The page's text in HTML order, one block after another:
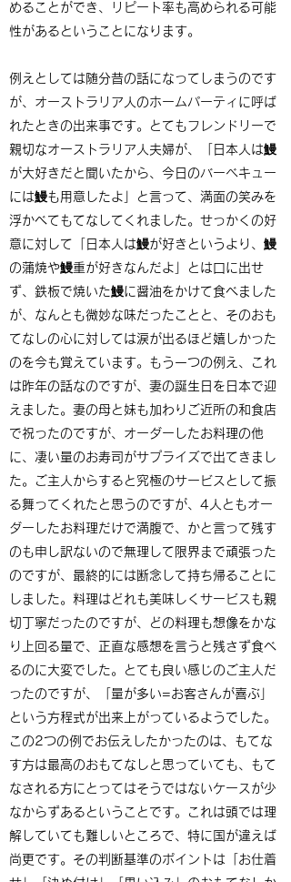
めることができ、リピート率も高められる可能
性があるということになります。
例えとしては随分昔の話になってしまうのです
が、オーストラリア人のホームパーティに呼ば
れたときの出来事です。とてもフレンドリーで
親切なオーストラリア人夫婦が、「日本人は鰻
が大好きだと聞いたから、今日のバーベキュー
には鰻も用意したよ」と言って、満面の笑みを
浮かべてもてなしてくれました。せっかくの好
意に対して「日本人は鰻が好きというより、鰻
の蒲焼や鰻重が好きなんだよ」とは口に出せ
ず、鉄板で焼いた鰻に醤油をかけて食べました
が、なんとも微妙な味だったことと、そのおも
てなしの心に対しては涙が出るほど嬉しかった
のを今も覚えています。もう一つの例え、これ
は昨年の話なのですが、妻の誕生日を日本で迎
えました。妻の母と妹も加わりご近所の和食店
で祝ったのですが、オーダーしたお料理の他
に、凄い量のお寿司がサプライズで出てきまし
た。ご主人からすると究極のサービスとして振
る舞ってくれたと思うのですが、4人ともオー
ダーしたお料理だけで満腹で、かと言って残す
のも申し訳ないので無理して限界まで頑張った
のですが、最終的には断念して持ち帰ることに
しました。料理はどれも美味しくサービスも親
切丁寧だったのですが、どの料理も想像をかな
り上回る量で、正直な感想を言うと残さず食べ
るのに大変でした。とても良い感じのご主人だ
ったのですが、「量が多い=お客さんが喜ぶ」
という方程式が出来上がっているようでした。
この2つの例でお伝えしたかったのは、もてな
す方は最高のおもてなしと思っていても、もて
なされる方にとってはそうではないケースが少
なからずあるということです。これは頭では理
解していても難しいところで、特に国が違えば
尚更です。その判断基準のポイントは「お仕着